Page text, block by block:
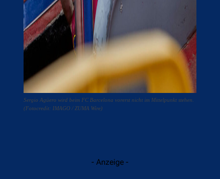
Sergio Agüero wird beim FC Barcelona vorerst nicht im Mittelpunkt stehen.
(Fotocredit: IMAGO / ZUMA Wire)
- Anzeige -